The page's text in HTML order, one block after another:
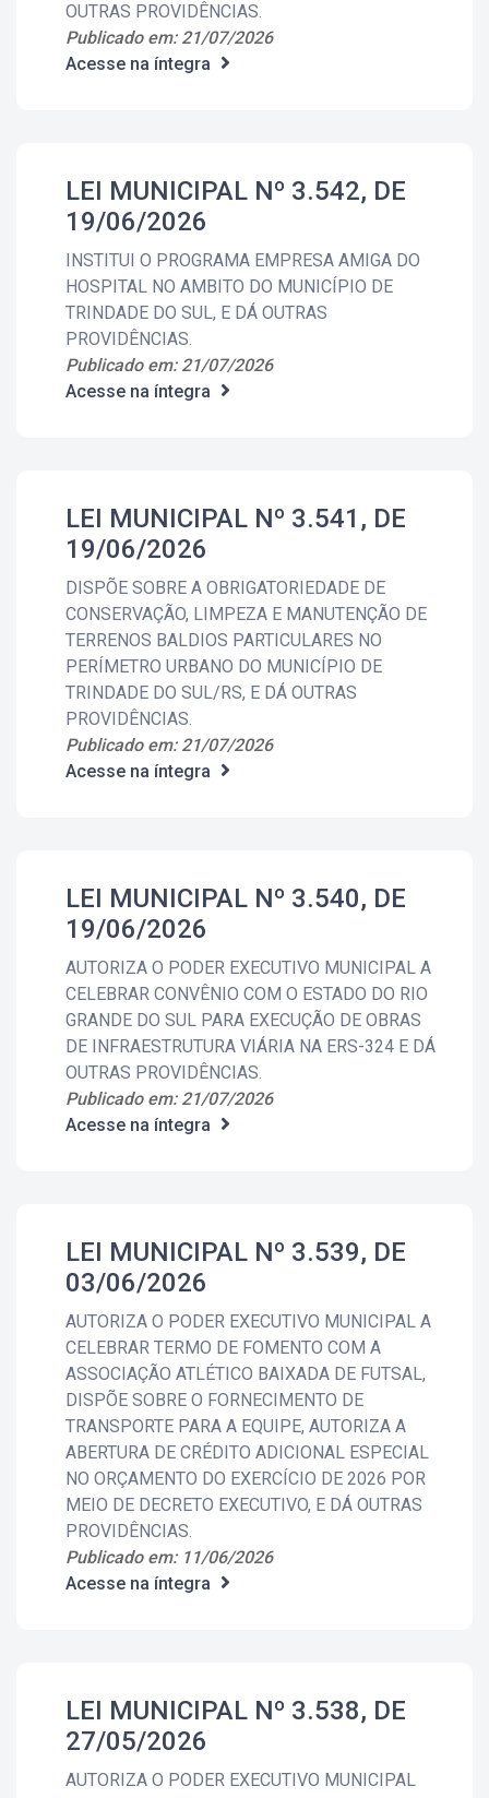
OUTRAS PROVIDÊNCIAS.
Publicado em: 21/07/2026
Acesse na íntegra
LEI MUNICIPAL Nº 3.542, DE
19/06/2026
INSTITUI O PROGRAMA EMPRESA AMIGA DO
HOSPITAL NO AMBITO DO MUNICÍPIO DE
TRINDADE DO SUL, E DÁ OUTRAS
PROVIDÊNCIAS.
Publicado em: 21/07/2026
Acesse na íntegra
LEI MUNICIPAL Nº 3.541, DE
19/06/2026
DISPÕE SOBRE A OBRIGATORIEDADE DE
CONSERVAÇÃO, LIMPEZA E MANUTENÇÃO DE
TERRENOS BALDIOS PARTICULARES NO
PERÍMETRO URBANO DO MUNICÍPIO DE
TRINDADE DO SUL/RS, E DÁ OUTRAS
PROVIDÊNCIAS.
Publicado em: 21/07/2026
Acesse na íntegra
LEI MUNICIPAL Nº 3.540, DE
19/06/2026
AUTORIZA O PODER EXECUTIVO MUNICIPAL A
CELEBRAR CONVÊNIO COM O ESTADO DO RIO
GRANDE DO SUL PARA EXECUÇÃO DE OBRAS
DE INFRAESTRUTURA VIÁRIA NA ERS-324 E DÁ
OUTRAS PROVIDÊNCIAS.
Publicado em: 21/07/2026
Acesse na íntegra
LEI MUNICIPAL Nº 3.539, DE
03/06/2026
AUTORIZA O PODER EXECUTIVO MUNICIPAL A
CELEBRAR TERMO DE FOMENTO COM A
ASSOCIAÇÃO ATLÉTICO BAIXADA DE FUTSAL,
DISPÕE SOBRE O FORNECIMENTO DE
TRANSPORTE PARA A EQUIPE, AUTORIZA A
ABERTURA DE CRÉDITO ADICIONAL ESPECIAL
NO ORÇAMENTO DO EXERCÍCIO DE 2026 POR
MEIO DE DECRETO EXECUTIVO, E DÁ OUTRAS
PROVIDÊNCIAS.
Publicado em: 11/06/2026
Acesse na íntegra
LEI MUNICIPAL Nº 3.538, DE
27/05/2026
AUTORIZA O PODER EXECUTIVO MUNICIPAL